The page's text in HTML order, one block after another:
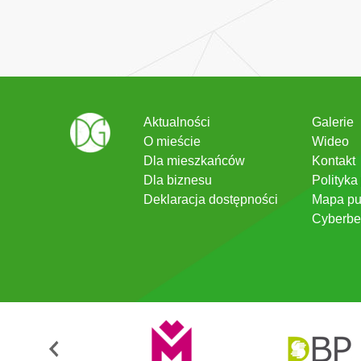
Aktualności
O mieście
Dla mieszkańców
Dla biznesu
Deklaracja dostępności
Galerie
Wideo
Kontakt
Mapa